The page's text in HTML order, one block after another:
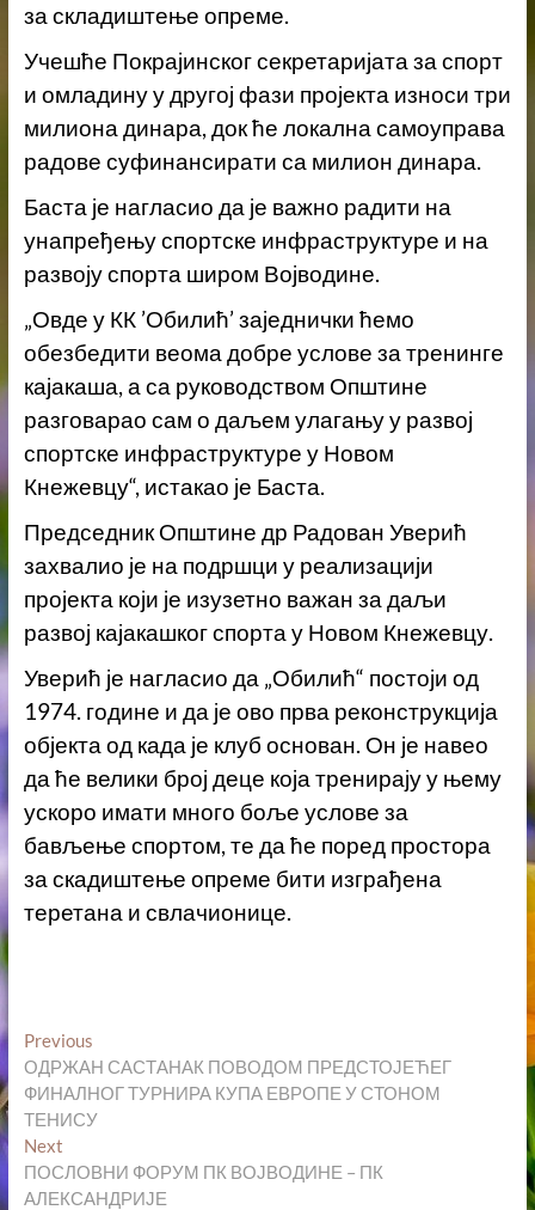
за складиштење опреме.
Учешће Покрајинског секретаријата за спорт
и омладину у другој фази пројекта износи три
милиона динара, док ће локална самоуправа
радове суфинансирати са милион динара.
Баста је нагласио да је важно радити на
унапређењу спортске инфраструктуре и на
развоју спорта широм Војводине.
„Овде у КК ’Обилић’ заједнички ћемо
обезбедити веома добре услове за тренинге
кајакаша, а са руководством Општине
разговарао сам о даљем улагању у развој
спортске инфраструктуре у Новом
Кнежевцу“, истакао је Баста.
Председник Општине др Радован Уверић
захвалио је на подршци у реализацији
пројекта који је изузетно важан за даљи
развој кајакашког спорта у Новом Кнежевцу.
Уверић је нагласио да „Обилић“ постоји од
1974. године и да је ово прва реконструкција
објекта од када је клуб основан. Он је навео
да ће велики број деце која тренирају у њему
ускоро имати много боље услове за
бављење спортом, те да ће поред простора
за скадиштење опреме бити изграђена
теретана и свлачионице.
Кретање
чланка
PreviousPrevious
post:
ОДРЖАН САСТАНАК ПОВОДОМ ПРЕДСТОЈЕЋЕГ
ФИНАЛНОГ ТУРНИРА КУПА ЕВРОПЕ У СТОНОМ
ТЕНИСУ
NextNext
post:
ПОСЛОВНИ ФОРУМ ПК ВОЈВОДИНЕ – ПК
АЛЕКСАНДРИЈЕ